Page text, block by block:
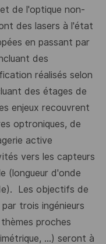
de l'optique non-
des lasers à l'état
en passant par
des
réalisés selon
des étages de
enjeux recouvrent
optroniques, de
active
vers les capteurs
(longueur d'onde
Les objectifs de
trois ingénieurs
proches
...) seront à